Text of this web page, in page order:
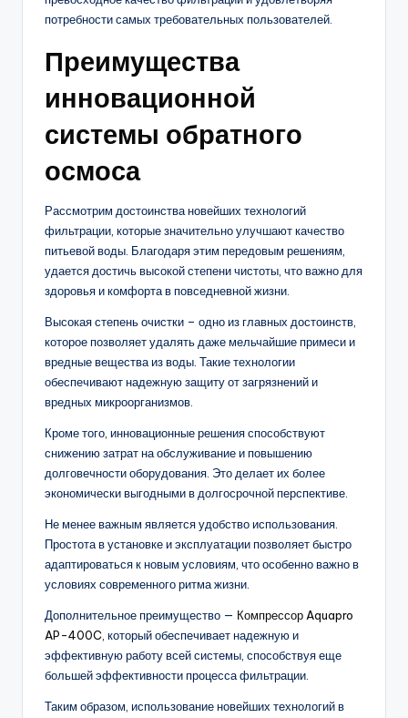
потребности самых требовательных пользователей.
Преимущества
инновационной
системы обратного
осмоса
Рассмотрим достоинства новейших технологий
фильтрации, которые значительно улучшают качество
питьевой воды. Благодаря этим передовым решениям,
удается достичь высокой степени чистоты, что важно для
здоровья и комфорта в повседневной жизни.
Высокая степень очистки – одно из главных достоинств,
которое позволяет удалять даже мельчайшие примеси и
вредные вещества из воды. Такие технологии
обеспечивают надежную защиту от загрязнений и
вредных микроорганизмов.
Кроме того, инновационные решения способствуют
снижению затрат на обслуживание и повышению
долговечности оборудования. Это делает их более
экономически выгодными в долгосрочной перспективе.
Не менее важным является удобство использования.
Простота в установке и эксплуатации позволяет быстро
адаптироваться к новым условиям, что особенно важно в
условиях современного ритма жизни.
Дополнительное преимущество — Компрессор Aquapro
AP-400C, который обеспечивает надежную и
эффективную работу всей системы, способствуя еще
большей эффективности процесса фильтрации.
Таким образом, использование новейших технологий в